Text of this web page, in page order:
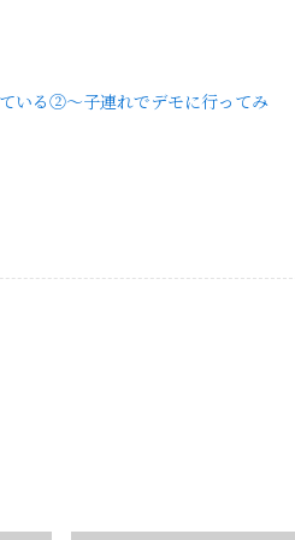
いる②～子連れでデモに行ってみ